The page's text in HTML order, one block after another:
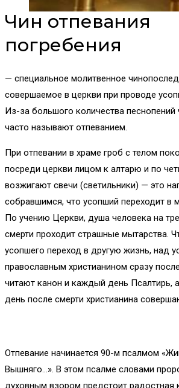
Чин отпевания
погребения
— специальное молитвенное
совершаемое в церкви при проводе
Из-за большого количества песнопений
часто называют отпеванием.
При отпевании в храме гроб с телом
посреди церкви лицом к алтарю и по
возжигают свечи (светильники) — это
собравшимся, что усопший переходит в
По учению Церкви, душа человека на
смерти проходит страшные мытарства.
усопшего переход в другую жизнь, над
православным христианином сразу
читают канон и каждый день Псалтирь,
день после смерти христианина
Отпевание начинается 90-м псалмом
Вышняго…». В этом псалме словами
духовным взором предстоит радостная